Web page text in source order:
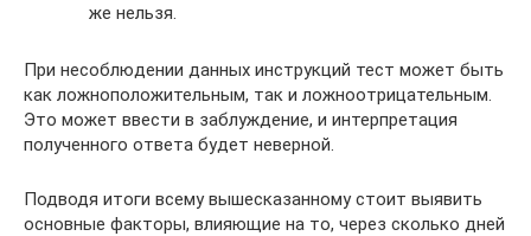
же нельзя.
При несоблюдении данных инструкций тест может быть
как ложноположительным, так и ложноотрицательным.
Это может ввести в заблуждение, и интерпретация
полученного ответа будет неверной.
Подводя итоги всему вышесказанному стоит выявить
основные факторы, влияющие на то, через сколько дней